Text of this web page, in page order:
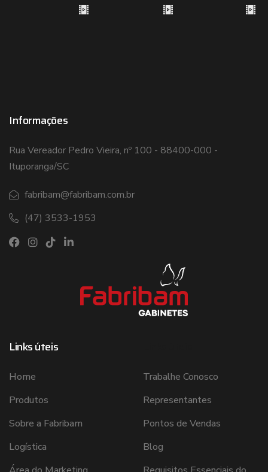
Informações
Rua Vereador Pedro Vieira, nº 100 - 88400-000 -
Ituporanga/SC
fabribam@fabribam.com.br
(47) 3533-1953
Links úteis
Home
Produtos
Sobre a Fabribam
Logística
Trabalhe Conosco
Representantes
Pontos de Vendas
Blog